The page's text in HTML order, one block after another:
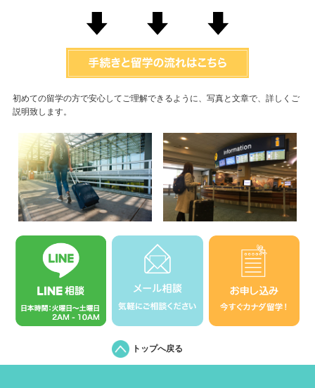
初めての留学の方で安心してご理解できるように、写真と文章で、詳しくご
説明致します。
トップへ戻る